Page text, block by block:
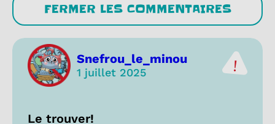
FERMER LES COMMENTAIRES
Snefrou_le_minou
1 juillet 2025
Le trouver!